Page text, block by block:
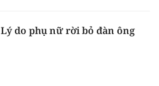
Lý do phụ nữ rời bỏ đàn ông